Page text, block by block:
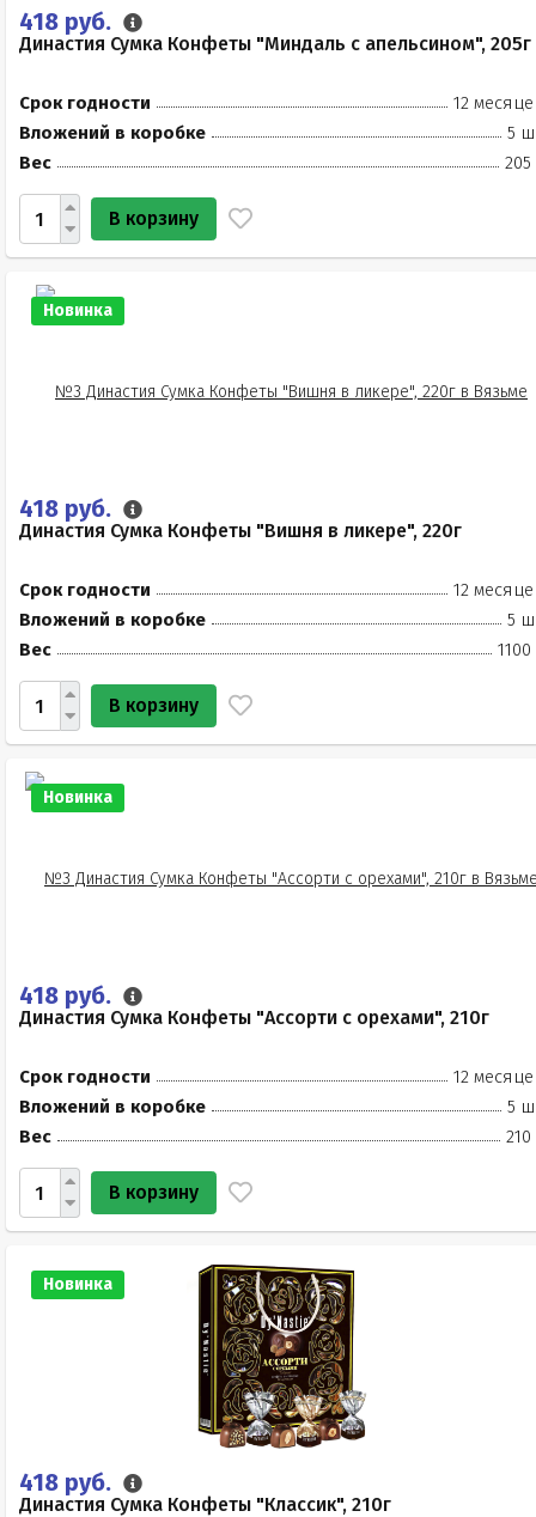
418 руб.
Династия Сумка Конфеты "Миндаль с апельсином", 205г
Срок годности
12
Вложений в коробке
5
Вес
205
В корзину
Новинка
418 руб.
Династия Сумка Конфеты "Вишня в ликере", 220г
Срок годности
12
Вложений в коробке
5
Вес
1100
В корзину
Новинка
418 руб.
Династия Сумка Конфеты "Ассорти с орехами", 210г
Срок годности
12
Вложений в коробке
5
Вес
210
В корзину
Новинка
418 руб.
Династия Сумка Конфеты "Классик", 210г